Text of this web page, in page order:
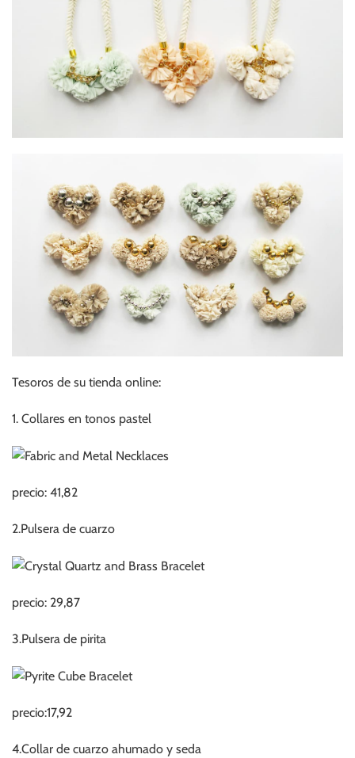
Tesoros de su tienda online:
1. Collares en tonos pastel
precio: 41,82
2.Pulsera de cuarzo
precio: 29,87
3.Pulsera de pirita
precio:17,92
4.Collar de cuarzo ahumado y seda